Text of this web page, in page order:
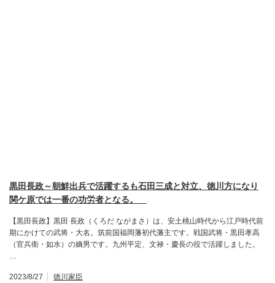
黒田長政～朝鮮出兵で活躍するも石田三成と対立、徳川方になり
関ケ原では一番の功労者となる。
【黒田長政】黒田 長政（くろだ ながまさ）は、安土桃山時代から江戸時代前
期にかけての武将・大名。筑前国福岡藩初代藩主です。戦国武将・黒田孝高
（官兵衛・如水）の嫡男です。九州平定、文禄・慶長の役で活躍しました。
…
2023/8/27 徳川家臣